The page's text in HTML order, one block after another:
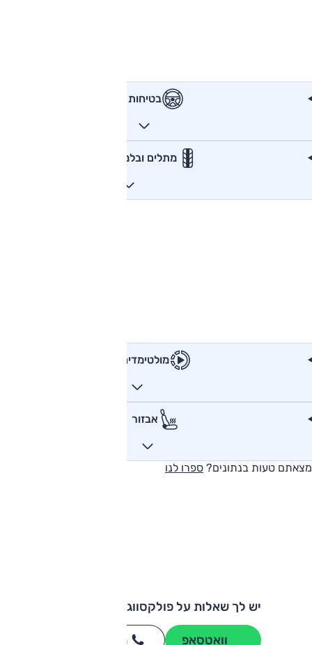
בטיחות
מתלים ובלמים
מולטימדיה
אבזור
מצאתם טעות בנתונים? ספרו לנו
יש לך שאלות על פולקסווגן טרנספורטר?
וואטסאפ חייגו